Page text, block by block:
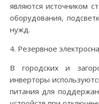
являются источником
оборудования,
нужд.
4. Резервное
В городских и
инверторы
питания для